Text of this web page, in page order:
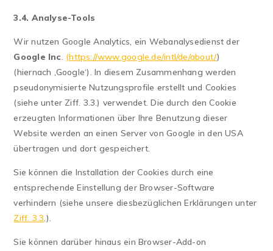
3.4. Analyse-Tools
Wir nutzen Google Analytics, ein Webanalysedienst der
Google Inc. (https://www.google.de/intl/de/about/)
(hiernach ‚Google‘). In diesem Zusammenhang werden
pseudonymisierte Nutzungsprofile erstellt und Cookies
(siehe unter Ziff. 3.3.) verwendet. Die durch den Cookie
erzeugten Informationen über Ihre Benutzung dieser
Website werden an einen Server von Google in den USA
übertragen und dort gespeichert.
Sie können die Installation der Cookies durch eine
entsprechende Einstellung der Browser-Software
verhindern (siehe unsere diesbezüglichen Erklärungen unter
Ziff. 3.3.).
Sie können darüber hinaus ein Browser-Add-on